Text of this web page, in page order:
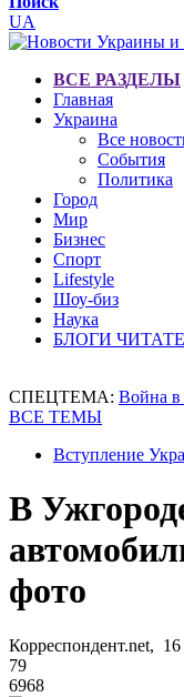
UA
ВСЕ РАЗДЕЛЫ
Главная
Украина
Все
События
Политика
Город
Мир
Бизнес
Спорт
Lifestyle
Шоу-биз
Наука
БЛОГИ
СПЕЦТЕМА: Война
ВСЕ ТЕМЫ
Вступление
В
фото
Корреспондент.net,
79
6968